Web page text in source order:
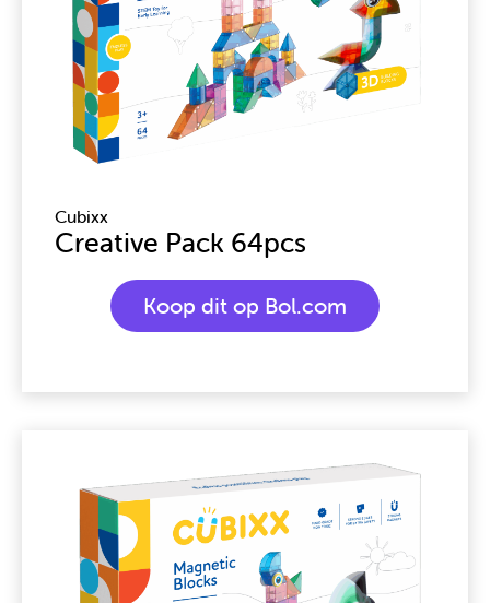
Cubixx
Creative Pack 64pcs
Koop dit op Bol.com